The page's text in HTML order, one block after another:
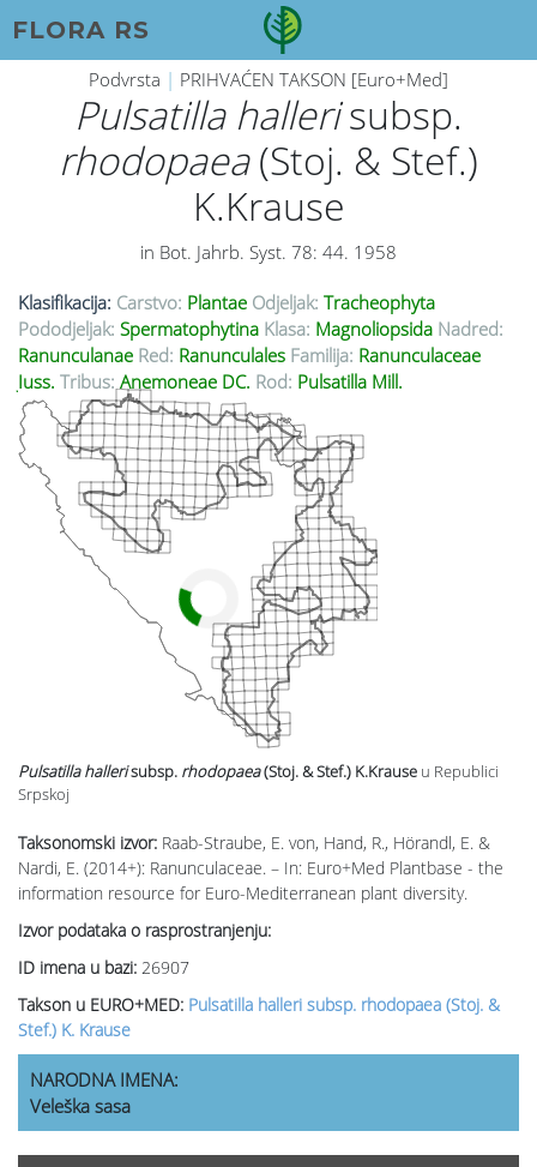
FLORA RS
Podvrsta | PRIHVAĆEN TAKSON [Euro+Med]
Pulsatilla hallerisubsp.
rhodopaea(Stoj. & Stef.)
K.Krause
in Bot. Jahrb. Syst. 78: 44. 1958
Klasifikacija: Carstvo: Plantae Odjeljak: Tracheophyta
Pododjeljak: Spermatophytina Klasa: Magnoliopsida Nadred:
Ranunculanae Red: Ranunculales Familija: Ranunculaceae
Juss. Tribus: Anemoneae DC. Rod: Pulsatilla Mill.
Taksonomski izvor: Raab-Straube, E. von, Hand, R., Hörandl, E. &
Nardi, E. (2014+): Ranunculaceae. – In: Euro+Med Plantbase - the
information resource for Euro-Mediterranean plant diversity.
Izvor podataka o rasprostranjenju:
ID imena u bazi: 26907
Takson u EURO+MED: Pulsatilla halleri subsp. rhodopaea (Stoj. &
Stef.) K. Krause
Pulsatilla hallerisubsp. rhodopaea(Stoj. & Stef.) K.Krause u Republici
Srpskoj
NARODNA IMENA:
Veleška sasa